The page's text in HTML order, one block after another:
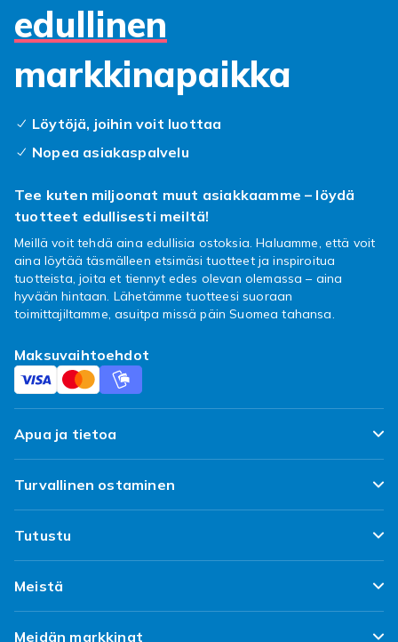
edullinen
markkinapaikka
Löytöjä, joihin voit luottaa
Nopea asiakaspalvelu
Tee kuten miljoonat muut asiakkaamme – löydä
tuotteet edullisesti meiltä!
Meillä voit tehdä aina edullisia ostoksia. Haluamme, että voit
aina löytää täsmälleen etsimäsi tuotteet ja inspiroitua
tuotteista, joita et tiennyt edes olevan olemassa – aina
hyvään hintaan. Lähetämme tuotteesi suoraan
toimittajiltamme, asuitpa missä päin Suomea tahansa.
Maksuvaihtoehdot
Apua ja tietoa
FAQ
Seuraa pakettiani
Peruuta & palauta tästä
Turvallinen ostaminen
Tyytyväisyyslupaus
Asiakasarvostelut
Käytetyt tuotteet
Tutustu
Topp 100 löytöa
Suunnittele omat vaatteesi
Meistä
Tietoa Fyndiqistä
Meidän markkinat